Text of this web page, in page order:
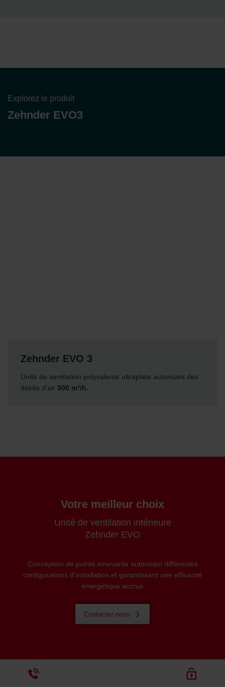
Explorez le produit
Zehnder EVO3
Zehnder EVO 3
Unité de ventilation polyvalente ultraplate autorisant des
débits d’air 300 m³/h.
Votre meilleur choix
Unité de ventilation intérieure
Zehnder EVO
Conception de pointe innovante autorisant différentes
configurations d'installation et garantissant une efficacité
énergétique accrue
Contactez-nous